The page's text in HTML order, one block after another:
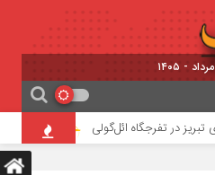
در تفرجگاه ائل‌گولی تأیید